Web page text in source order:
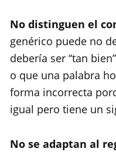
No distinguen el
genérico puede no
debería ser “tan
o que una palabra
forma incorrecta
igual pero tiene un
No se adaptan al